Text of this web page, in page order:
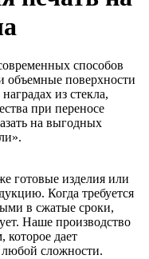
способов
объемные поверхности
из стекла,
при переносе
на выгодных
готовые изделия или
Когда требуется
в сжатые сроки,
Наше производство
дает
любой сложности.